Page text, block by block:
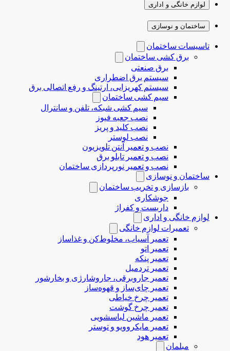
لوازم خانگی و اداری
ساختمان و نوسازی
تاسیسات ساختمان
برق کشی ساختمان
برق صنعتی
سیستم برق اضطراری
سیستم کهریزایی، ارتینگ و رفع اتصالی برق
سیم کشی ساختمان
سیم کشی شبکه، تلفن و سانترال
نصب جعبه فیوز
نصب کلید و پریز
نصب لوستر
نصب و تعمیر آنتن تلویزیون
نصب و تعمیر تابلو برق
نصب و تعمیر نورپردازی ساختمان
ساختمان و نوسازی
بازسازی و تخریب ساختمان
جوشکاری
داربست و کفراژ
لوازم خانگی و اداری
تعمیرات لوازم خانگی
تعمیر آسیاب، مخلوط‌کن و غذاساز
تعمیر اتو
تعمیر پنکه
تعمیر تردمیل
تعمیر جاروبرقی، جاروشارژی و بخارشور
تعمیر چای‌ساز و قهوه‌ساز
تعمیر چرخ خیاطی
تعمیر چرخ گوشت
تعمیر ماشین لباسشویی
تعمیر مایکروویو و توستر
تعمیر هود
مبلمان